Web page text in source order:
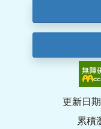
更新日
累積